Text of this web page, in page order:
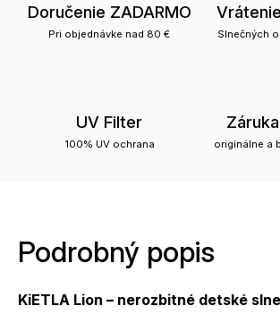
Doručenie ZADARMO
Pri objednávke nad 80 € Slnečných
UV Filter
100% UV ochrana originálne a
Podrobný popis
KiETLA Lion – nerozbitné detské